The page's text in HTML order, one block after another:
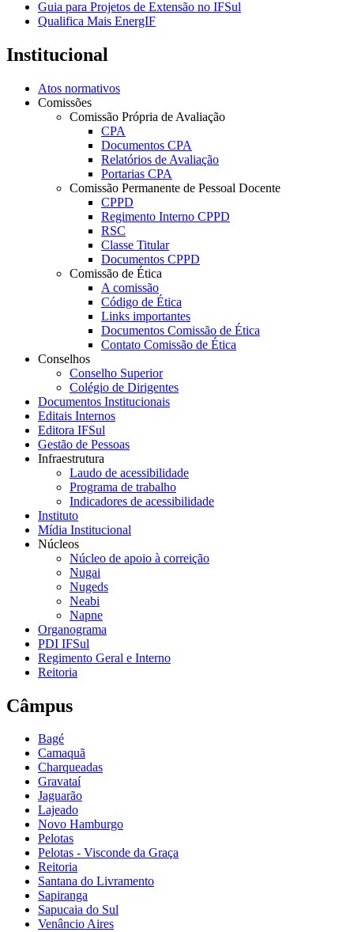
Guia para Projetos de Extensão no IFSul
Qualifica Mais EnergIF
Institucional
Atos normativos
Comissões
Comissão Própria de Avaliação
CPA
Documentos CPA
Relatórios de Avaliação
Portarias CPA
Comissão Permanente de Pessoal Docente
CPPD
Regimento Interno CPPD
RSC
Classe Titular
Documentos CPPD
Comissão de Ética
A comissão
Código de Ética
Links importantes
Documentos Comissão de Ética
Contato Comissão de Ética
Conselhos
Conselho Superior
Colégio de Dirigentes
Documentos Institucionais
Editais Internos
Editora IFSul
Gestão de Pessoas
Infraestrutura
Laudo de acessibilidade
Programa de trabalho
Indicadores de acessibilidade
Instituto
Mídia Institucional
Núcleos
Núcleo de apoio à correição
Nugai
Nugeds
Neabi
Napne
Organograma
PDI IFSul
Regimento Geral e Interno
Reitoria
Câmpus
Bagé
Camaquã
Charqueadas
Gravataí
Jaguarão
Lajeado
Novo Hamburgo
Pelotas
Pelotas - Visconde da Graça
Reitoria
Santana do Livramento
Sapiranga
Sapucaia do Sul
Venâncio Aires